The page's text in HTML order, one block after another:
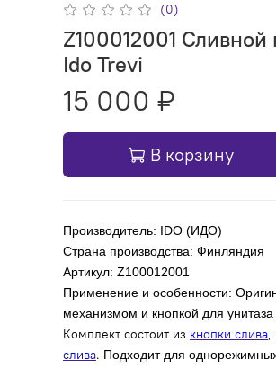
(0)
Z100012001
Ido Trevi
15 000 ₽
В корзину
Производитель: IDO (ИДО)
Страна производства: Финляндия
Артикул: Z100012001
Применение и особенности:
механизмом и кнопкой для унитаза
Комплект состоит из кнопки слива
слива. Подходит для